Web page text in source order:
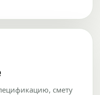
смету